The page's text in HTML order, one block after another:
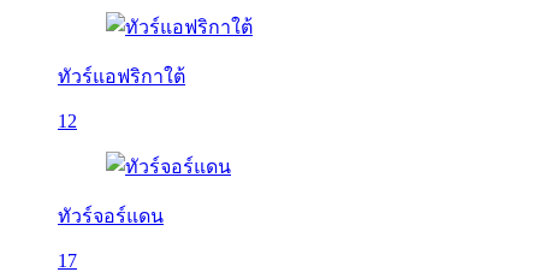
ทัวร์แอฟริกาใต้
12
ทัวร์จอร์แดน
17